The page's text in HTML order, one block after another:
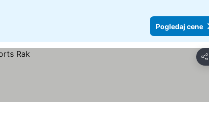
Pogledaj cene
Deli